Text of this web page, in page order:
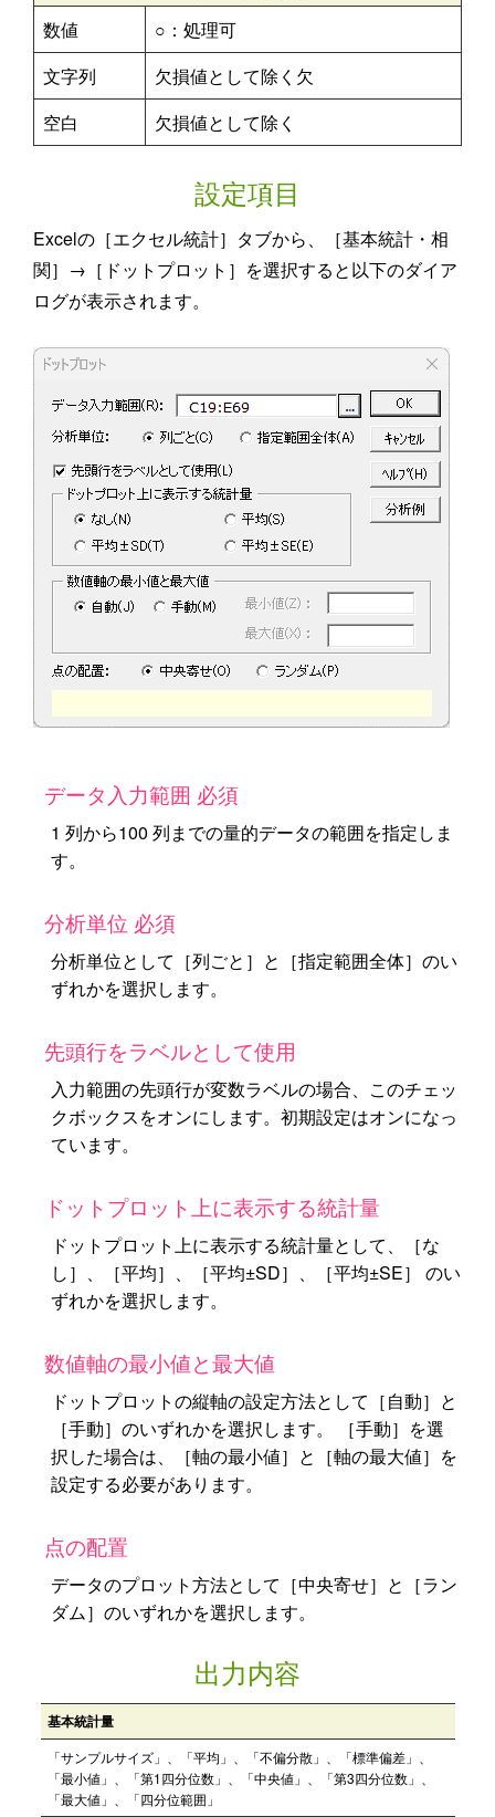
数値
○：処理可
文字列
欠損値として除く欠
空白
欠損値として除く
設定項目
Excelの［エクセル統計］タブから、［基本統計・相
関］→［ドットプロット］を選択すると以下のダイア
ログが表示されます。
データ入力範囲 必須
1 列から100 列までの量的データの範囲を指定しま
す。
分析単位 必須
分析単位として［列ごと］と［指定範囲全体］のい
ずれかを選択します。
先頭行をラベルとして使用
入力範囲の先頭行が変数ラベルの場合、このチェッ
クボックスをオンにします。初期設定はオンになっ
ています。
ドットプロット上に表示する統計量
ドットプロット上に表示する統計量として、［な
し］、［平均］、［平均±SD］、［平均±SE］ のい
ずれかを選択します。
数値軸の最小値と最大値
ドットプロットの縦軸の設定方法として［自動］と
［手動］のいずれかを選択します。 ［手動］を選
択した場合は、［軸の最小値］と［軸の最大値］を
設定する必要があります。
点の配置
データのプロット方法として［中央寄せ］と［ラン
ダム］のいずれかを選択します。
出力内容
基本統計量
「サンプルサイズ」、「平均」、「不偏分散」、「標準偏差」、
「最小値」、「第1四分位数」、「中央値」、「第3四分位数」、
「最大値」、「四分位範囲」